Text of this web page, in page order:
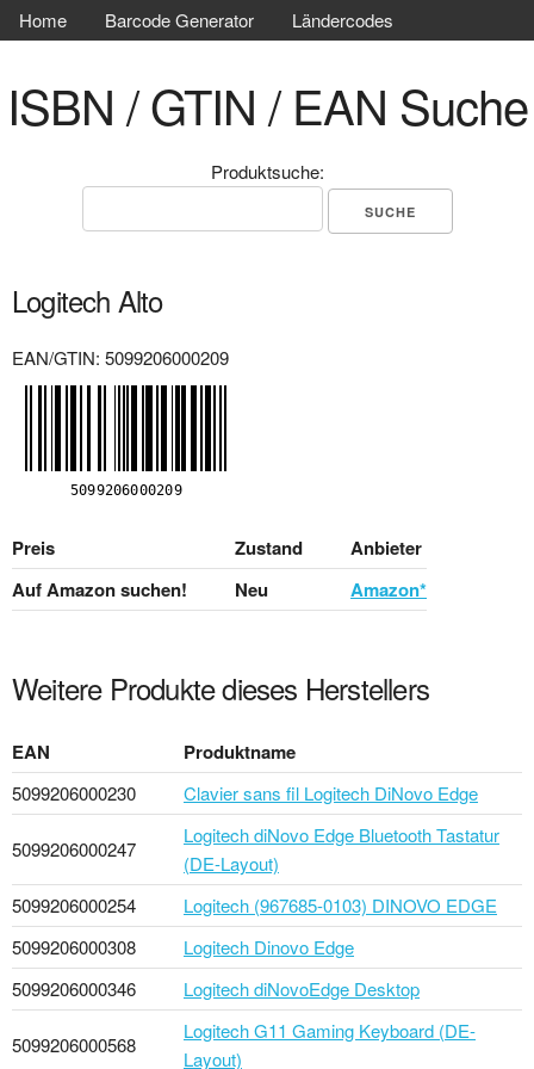
Home Barcode Generator Ländercodes
ISBN / GTIN / EAN Suche
Produktsuche:
Logitech Alto
EAN/GTIN: 5099206000209
Preis Zustand
Anbieter
Auf Amazon suchen!
Neu Amazon*
Weitere Produkte dieses Herstellers
EAN Produktname
5099206000230 Clavier sans fil Logitech DiNovo Edge
5099206000247
Logitech diNovo Edge Bluetooth Tastatur
(DE-Layout)
5099206000254
Logitech (967685-0103) DINOVO EDGE
5099206000308
Logitech Dinovo Edge
5099206000346
Logitech diNovoEdge Desktop
5099206000568
Logitech G11 Gaming Keyboard (DE-
Layout)